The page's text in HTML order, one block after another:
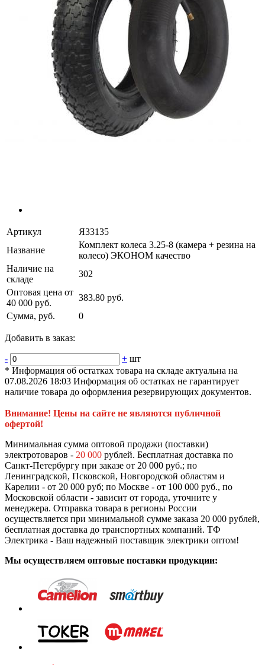
Артикул
Я33135
Название
Комплект колеса 3.25-8 (камера + резина на
колесо) ЭКОНОМ качество
Наличие на
складе
302
Оптовая цена от
40 000 руб.
383.80 руб.
Сумма, руб.
0
Добавить в заказ:
- + шт
* Информация об остатках товара на складе актуальна на
07.08.2026 18:03 Информация об остатках не гарантирует
наличие товара до оформления резервирующих документов.
Внимание! Цены на сайте не являются публичной
офертой!
Минимальная сумма оптовой продажи (поставки)
электротоваров - 20 000 рублей. Бесплатная доставка по
Санкт-Петербургу при заказе от 20 000 руб.; по
Ленинградской, Псковской, Новгородской областям и
Карелии - от 20 000 руб; по Москве - от 100 000 руб., по
Московской области - зависит от города, уточните у
менеджера. Отправка товара в регионы России
осуществляется при минимальной сумме заказа 20 000 рублей,
бесплатная доставка до транспортных компаний. ТФ
Электрика - Ваш надежный поставщик электрики оптом!
Мы осуществляем оптовые поставки продукции: